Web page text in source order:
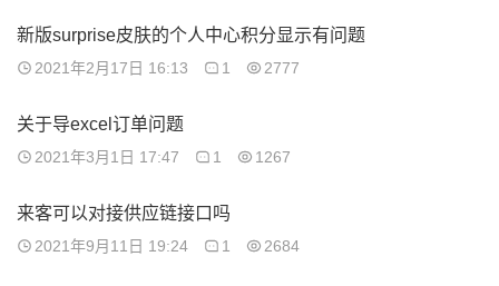
新版surprise皮肤的个人中心积分显示有问题
2021年2月17日 16:13 1 2777
关于导excel订单问题
2021年3月1日 17:47 1 1267
来客可以对接供应链接口吗
2021年9月11日 19:24 1 2684